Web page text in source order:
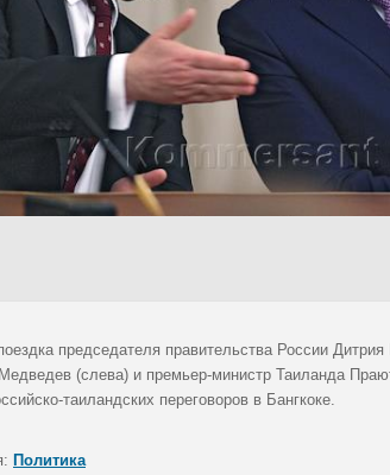
председателя правительства России
(слева) и премьер-министр Таиланда
таиландских переговоров в Бангкоке.
Политика